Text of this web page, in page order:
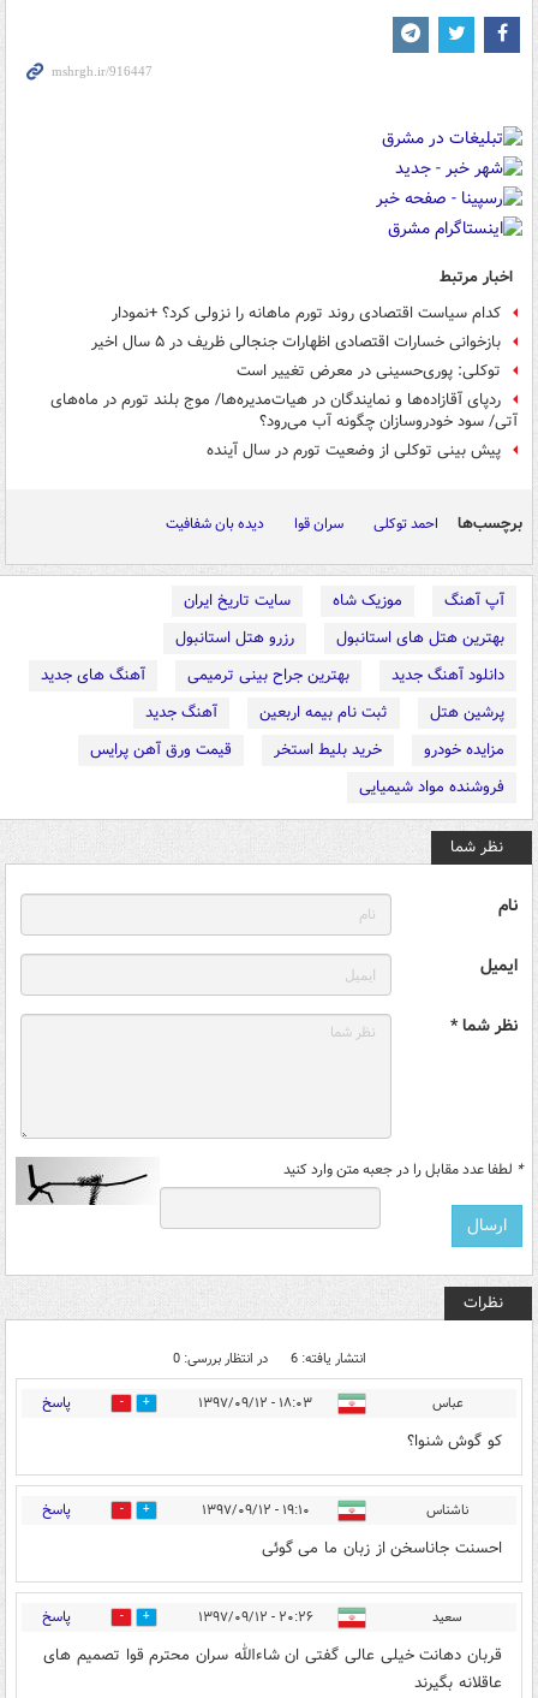
اخبار مرتبط
کدام سیاست اقتصادی روند تورم ماهانه را نزولی کرد؟ +نمودار
بازخوانی خسارات اقتصادی اظهارات جنجالی ظریف در ۵ سال‌ اخیر
توکلی: پوری‌حسینی در معرض تغییر است
ردپای آقازاده‌ها و نمایندگان در هیات‌مدیره‌ها/ موج بلند تورم در ماه‌های
آتی/ سود خودروسازان چگونه آب می‌رود؟
پیش بینی توکلی از وضعیت تورم در سال آینده
برچسب‌ها احمد توکلی سران قوا دیده بان شفافیت
آپ آهنگ موزیک شاه
سایت تاریخ ایران
بهترین هتل های استانبول
رزرو هتل استانبول
دانلود آهنگ جدید
بهترین جراح بینی ترمیمی
آهنگ های جدید
پرشین هتل
ثبت نام بیمه اربعین
آهنگ جدید
مزایده خودرو
خرید بلیط استخر
قیمت ورق آهن پرایس
فروشنده مواد شیمیایی
نظر شما
نام
ایمیل
نظر شما *
* لطفا عدد مقابل را در جعبه متن وارد کنید
نظرات
انتشار یافته: 6 در انتظار بررسی: 0
عباس ۱۸:۰۳ - ۱۳۹۷/۰۹/۱۲ 26 پاسخ
کو گوش شنوا؟
ناشناس ۱۹:۱۰ - ۱۳۹۷/۰۹/۱۲ 18 پاسخ
احسنت جاناسخن از زبان ما می گوئی
سعید ۲۰:۲۶ - ۱۳۹۷/۰۹/۱۲ 18 پاسخ
قربان دهانت خیلی عالی گفتی ان شاءالله سران محترم قوا تصمیم های
عاقلانه بگیرند